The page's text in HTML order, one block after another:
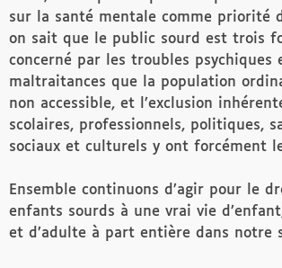
sur la santé mentale comme priorité
on sait que le public sourd est trois
concerné par les troubles psychiques
maltraitances que la population
non accessible, et l’exclusion
scolaires, professionnels, politiques,
sociaux et culturels y ont forcément
Ensemble continuons d’agir pour le
enfants sourds à une vrai vie
et d’adulte à part entière dans notre